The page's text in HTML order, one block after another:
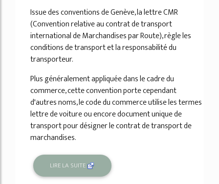
Issue des conventions de Genève, la lettre CMR
(Convention relative au contrat de transport
international de Marchandises par Route), règle les
conditions de transport et la responsabilité du
transporteur.
Plus généralement appliquée dans le cadre du
commerce, cette convention porte cependant
d'autres noms, le code du commerce utilise les termes
lettre de voiture ou encore document unique de
transport pour désigner le contrat de transport de
marchandises.
LIRE LA SUITE